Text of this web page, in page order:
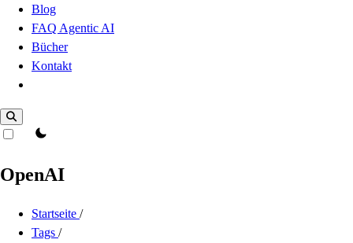
Blog
FAQ Agentic AI
Bücher
Kontakt
theme switcher
OpenAI
Startseite /
Tags /